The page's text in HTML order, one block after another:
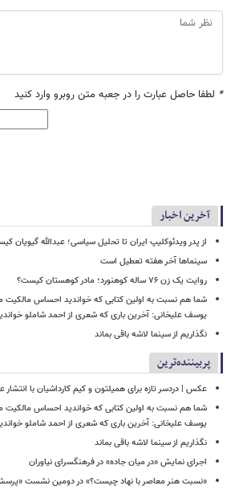
* لطفا حاصل عبارت را در جعبه متن روبرو وارد کنید
آخرین اخبار
از پدر ویدئوکلیپ ایران تا تحلیل‌ سیاسی؛ عبدالله گیویان
سینماها آخر هفته تعطیل است
روایت یک زن ۷۶ ساله کوهنورد؛ مادر کوهستان کیست؟
شما هم نسبت به اولین کتابی که خواندید احساس
یوسف علیخانی: آخرین باری که شعری از احمد شاملو
نگذاریم از سینما لاشه باقی بماند
پربیننده‌ترین
عکس | دردسر تازه برای همیلتون و کیم کارداشیان با
شما هم نسبت به اولین کتابی که خواندید احساس
یوسف علیخانی: آخرین باری که شعری از احمد شاملو
نگذاریم از سینما لاشه باقی بماند
اجرای نمایش «در میان جاده» در فرهنگسرای نیاوران
«نسبت هنر معاصر با نهاد چیست؟» در دومین نشست